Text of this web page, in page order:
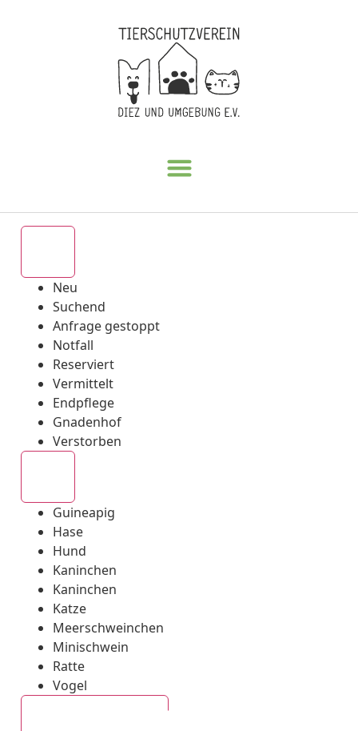
Neu
Suchend
Anfrage gestoppt
Notfall
Reserviert
Vermittelt
Endpflege
Gnadenhof
Verstorben
Guineapig
Hase
Hund
Kaninchen
Kaninchen
Katze
Meerschweinchen
Minischwein
Ratte
Vogel